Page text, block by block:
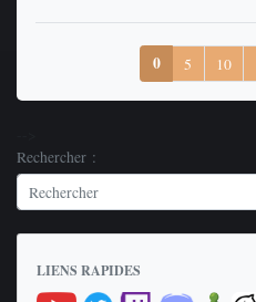
0 5 10
Rechercher :
LIENS RAPIDES